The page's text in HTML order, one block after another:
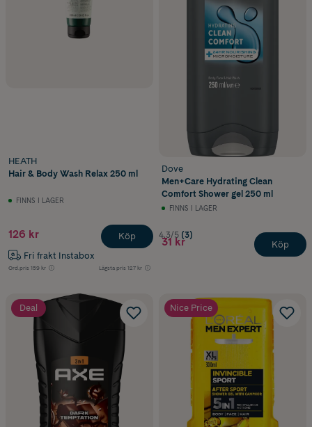
HEATH
Hair & Body Wash Relax 250 ml
FINNS I LAGER
126 kr
Fri frakt Instabox
Ord.pris 159 kr Lägsta pris 127 kr
Köp
Dove
Men+Care Hydrating Clean
Comfort Shower gel 250 ml
FINNS I LAGER
4.3/5 (3)
31 kr Köp
Deal Nice Price